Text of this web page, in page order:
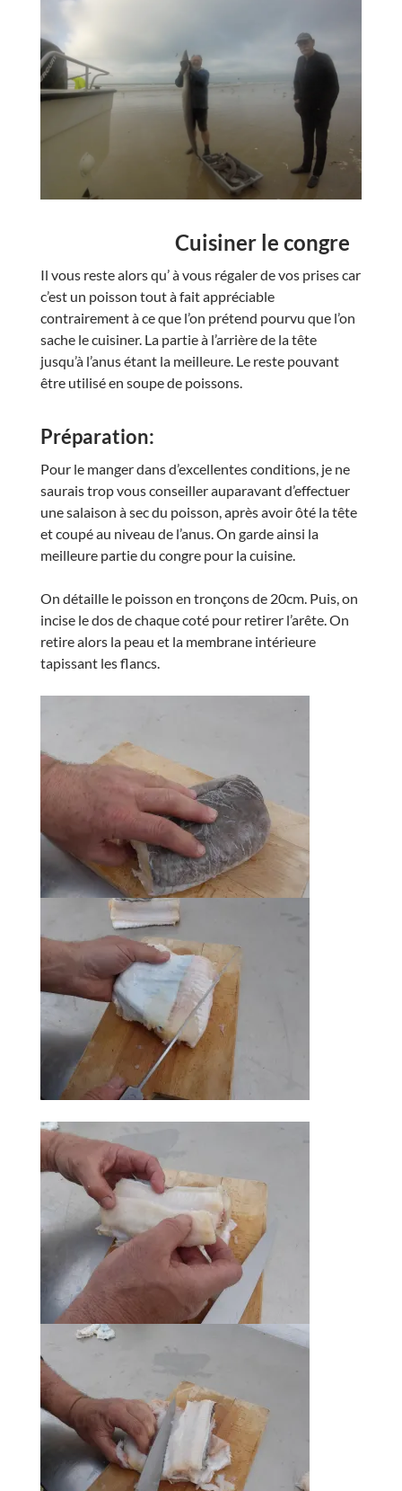
Cuisiner le congre
Il vous reste alors qu’ à vous régaler de vos prises car
c’est un poisson tout à fait appréciable
contrairement à ce que l’on prétend pourvu que l’on
sache le cuisiner. La partie à l’arrière de la tête
jusqu’à l’anus étant la meilleure. Le reste pouvant
être utilisé en soupe de poissons.
Préparation:
Pour le manger dans d’excellentes conditions, je ne
saurais trop vous conseiller auparavant d’effectuer
une salaison à sec du poisson, après avoir ôté la tête
et coupé au niveau de l’anus. On garde ainsi la
meilleure partie du congre pour la cuisine.
On détaille le poisson en tronçons de 20cm. Puis, on
incise le dos de chaque coté pour retirer l’arête. On
retire alors la peau et la membrane intérieure
tapissant les flancs.